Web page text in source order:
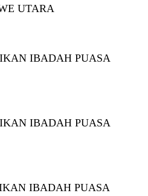
UTARA
IBADAH PUASA
IBADAH PUASA
IBADAH PUASA